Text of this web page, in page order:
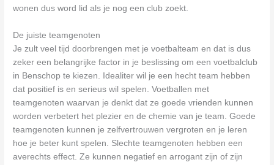
wonen dus word lid als je nog een club zoekt.
De juiste teamgenoten
Je zult veel tijd doorbrengen met je voetbalteam en dat is dus
zeker een belangrijke factor in je beslissing om een voetbalclub
in Benschop te kiezen. Idealiter wil je een hecht team hebben
dat positief is en serieus wil spelen. Voetballen met
teamgenoten waarvan je denkt dat ze goede vrienden kunnen
worden verbetert het plezier en de chemie van je team. Goede
teamgenoten kunnen je zelfvertrouwen vergroten en je leren
hoe je beter kunt spelen. Slechte teamgenoten hebben een
averechts effect. Ze kunnen negatief en arrogant zijn of zijn